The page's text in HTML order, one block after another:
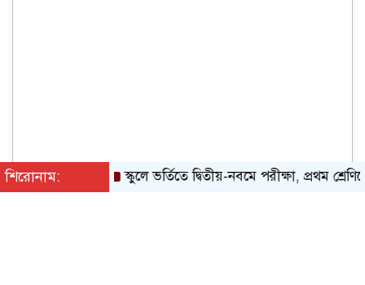
শিরোনাম: স্কুলে ভর্তিতে দ্বিতীয়-নবমে পরীক্ষা, প্রথম শ্রেণিতে লটারি